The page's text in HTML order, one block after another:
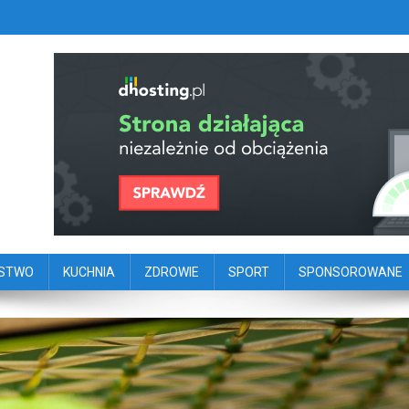
portal dziennikarstwa
KUCHNIA ZDROWIE SPORT SPONSOROWANE